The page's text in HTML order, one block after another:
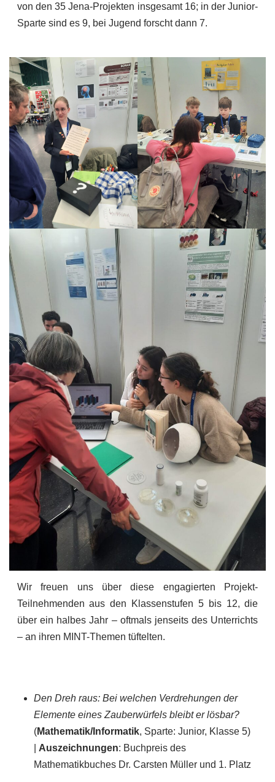
von den 35 Jena-Projekten insgesamt 16; in der Junior-
Sparte sind es 9, bei Jugend forscht dann 7.
Wir freuen uns über diese engagierten Projekt-
Teilnehmenden aus den Klassenstufen 5 bis 12, die
über ein halbes Jahr – oftmals jenseits des Unterrichts
– an ihren MINT-Themen tüftelten.
Den Dreh raus: Bei welchen Verdrehungen der
Elemente eines Zauberwürfels bleibt er lösbar?
(Mathematik/Informatik, Sparte: Junior, Klasse 5)
Auszeichnungen: Buchpreis des
Mathematikbuches Dr. Carsten Müller und 1. Platz